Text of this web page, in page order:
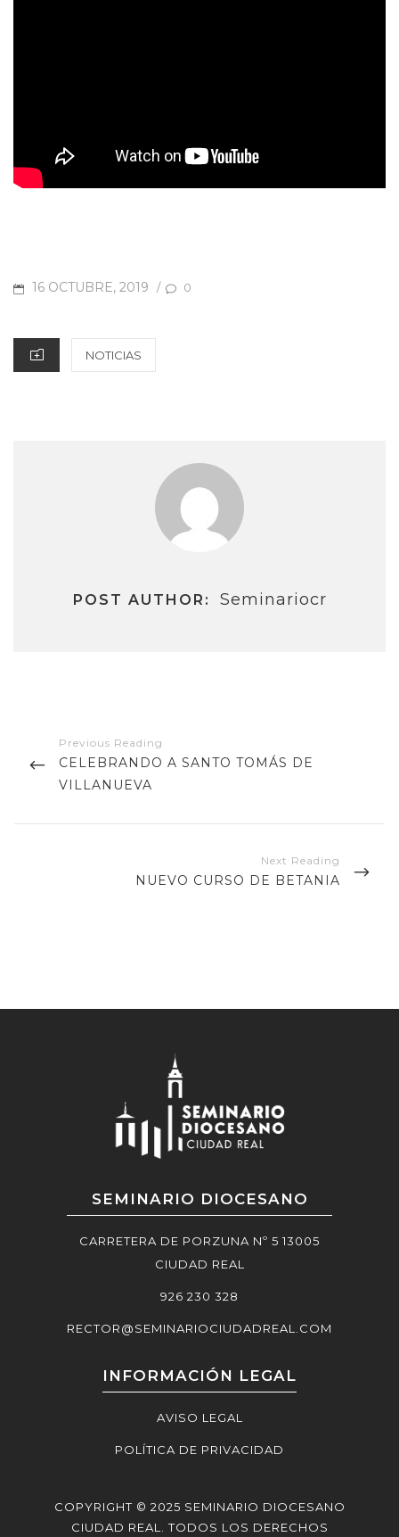
POSTED
16 OCTUBRE, 2019 / 0
CATEGORIES
NOTICIAS
POST AUTHOR: Seminariocr
entradas
PREVIOUS
POST
CELEBRANDO A SANTO TOMÁS DE
VILLANUEVA
NEXT
NUEVO CURSO DE BETANIA
SEMINARIO DIOCESANO
CARRETERA DE PORZUNA Nº 5 13005
CIUDAD REAL
926 230 328
RECTOR@SEMINARIOCIUDADREAL.COM
INFORMACIÓN LEGAL
AVISO LEGAL
POLÍTICA DE PRIVACIDAD
COPYRIGHT © 2025 SEMINARIO DIOCESANO
CIUDAD REAL. TODOS LOS DERECHOS